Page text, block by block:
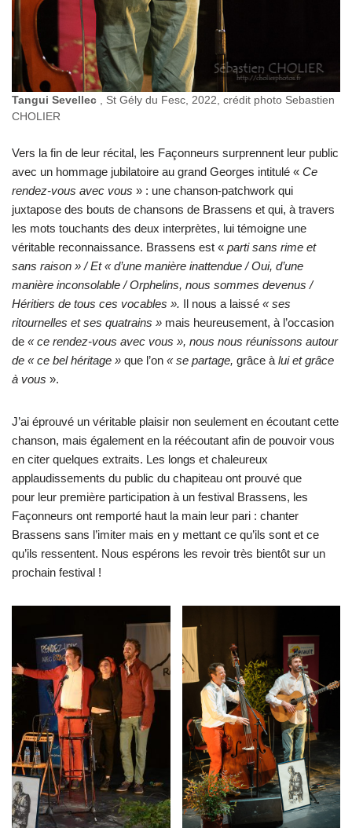
Tangui Sevellec , St Gély du Fesc, 2022, crédit photo Sebastien
CHOLIER
Vers la fin de leur récital, les Façonneurs surprennent leur public
avec un hommage jubilatoire au grand Georges intitulé « Ce
rendez-vous avec vous » : une chanson-patchwork qui
juxtapose des bouts de chansons de Brassens et qui, à travers
les mots touchants des deux interprètes, lui témoigne une
véritable reconnaissance. Brassens est « parti sans rime et
sans raison » / Et « d’une manière inattendue / Oui, d’une
manière inconsolable / Orphelins, nous sommes devenus /
Héritiers de tous ces vocables ». Il nous a laissé « ses
ritournelles et ses quatrains » mais heureusement, à l’occasion
de « ce rendez-vous avec vous », nous nous réunissons autour
de « ce bel héritage » que l’on « se partage, grâce à lui et grâce
à vous ».
J’ai éprouvé un véritable plaisir non seulement en écoutant cette
chanson, mais également en la réécoutant afin de pouvoir vous
en citer quelques extraits. Les longs et chaleureux
applaudissements du public du chapiteau ont prouvé que
pour leur première participation à un festival Brassens, les
Façonneurs ont remporté haut la main leur pari : chanter
Brassens sans l’imiter mais en y mettant ce qu’ils sont et ce
qu’ils ressentent. Nous espérons les revoir très bientôt sur un
prochain festival !